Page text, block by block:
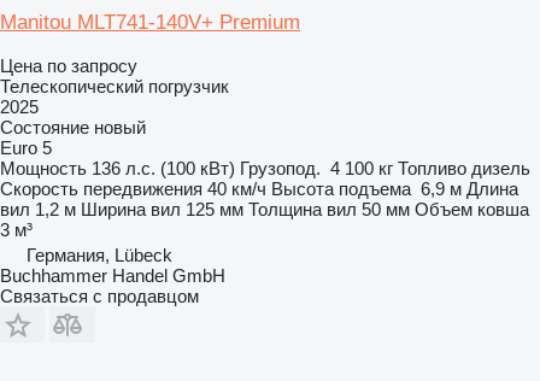
Manitou MLT741-140V+ Premium
Цена по запросу
Телескопический погрузчик
2025
Состояние новый
Euro 5
Мощность 136 л.с. (100 кВт) Грузопод. 4 100 кг Топливо дизель
Скорость передвижения 40 км/ч Высота подъема 6,9 м Длина
вил 1,2 м Ширина вил 125 мм Толщина вил 50 мм Объем ковша
3 м³
Германия, Lübeck
Buchhammer Handel GmbH
Связаться с продавцом